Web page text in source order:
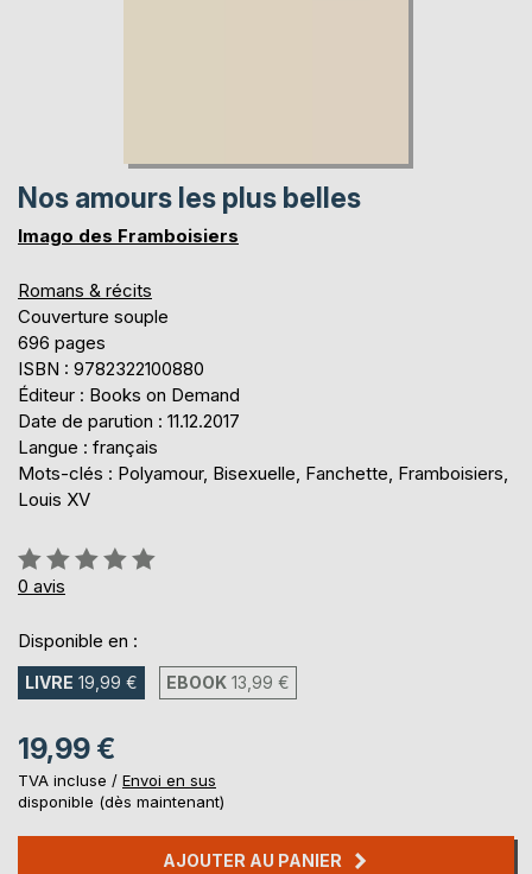
Nos amours les plus belles
Imago des Framboisiers
Romans & récits
Couverture souple
696 pages
ISBN : 9782322100880
Éditeur : Books on Demand
Date de parution : 11.12.2017
Langue : français
Mots-clés : Polyamour, Bisexuelle, Fanchette, Framboisiers,
Louis XV
Évaluation:
0%
0 avis
Disponible en :
LIVRE 19,99 € EBOOK 13,99 €
19,99 €
TVA incluse / Envoi en sus
disponible (dès maintenant)
AJOUTER AU PANIER